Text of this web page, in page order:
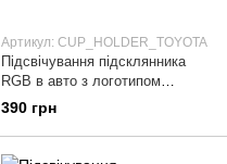
Артикул: CUP_HOLDER_TOYOTA
Підсвічування підсклянника
RGB в авто з логотипом
автомобіля TOYOTA (к-кт 2 шт.)
390 грн